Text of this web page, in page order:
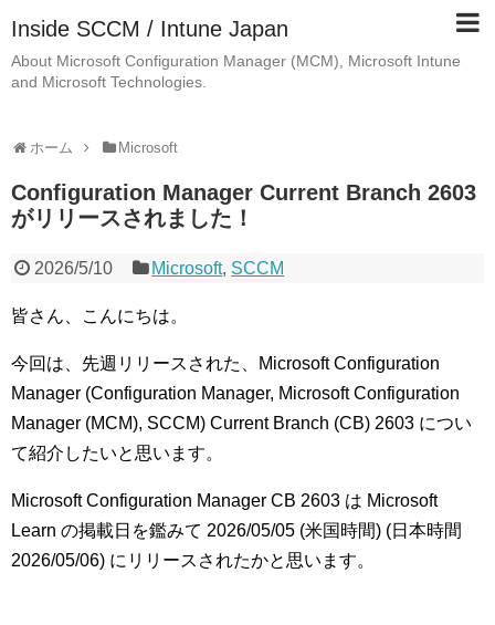
Inside SCCM / Intune Japan
About Microsoft Configuration Manager (MCM), Microsoft Intune
and Microsoft Technologies.
ホーム Microsoft
Configuration Manager Current Branch 2603
がリリースされました！
2026/5/10 Microsoft, SCCM
皆さん、こんにちは。
今回は、先週リリースされた、Microsoft Configuration
Manager (Configuration Manager, Microsoft Configuration
Manager (MCM), SCCM) Current Branch (CB) 2603 につい
て紹介したいと思います。
Microsoft Configuration Manager CB 2603 は Microsoft
Learn の掲載日を鑑みて 2026/05/05 (米国時間) (日本時間
2026/05/06) にリリースされたかと思います。